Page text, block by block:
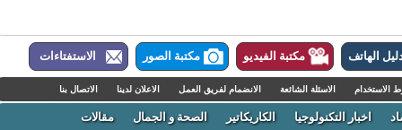
الهاتف مكتبة الفيديو مكتبة الصور الاستفتاءات
الاسئلة الشائعة الانضمام لفريق العمل الاعلان لدينا الاتصال بنا
اخبار التكنولوجيا الكاريكاتير الصحة و الجمال مقالات